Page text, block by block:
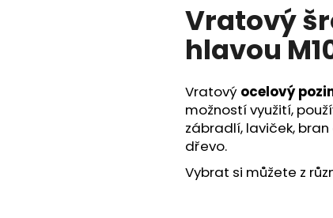
produktu
je
0,0
hvězdiček.
Vratový
hlavou
Vratový ocelový
možností využití,
zábradlí, laviček,
dřevo.
Vybrat si můžete z
HLEDAT